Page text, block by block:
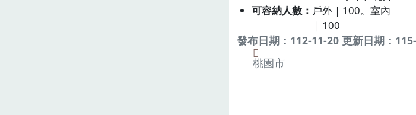
可容納人數
戶外｜100。室內
｜100
發布日期：112-11-20 更新日期：
桃園市